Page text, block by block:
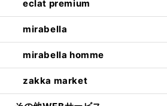
eclat premium
mirabella
mirabella homme
zakka market